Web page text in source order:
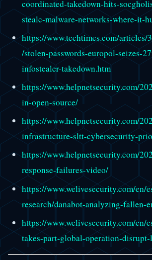
coordinated-takedown-hits-
stealc-malware-networks-where-it-
https://www.techtimes.com/articles/
/stolen-passwords-europol-seizes-
infostealer-takedown.htm
https://www.helpnetsecurity.com/
in-open-source/
https://www.helpnetsecurity.com/
infrastructure-sltt-cybersecurity-
https://www.helpnetsecurity.com/
response-failures-video/
https://www.welivesecurity.com/en/
research/danabot-analyzing-fallen-
https://www.welivesecurity.com/en/
takes-part-global-operation-disrupt-